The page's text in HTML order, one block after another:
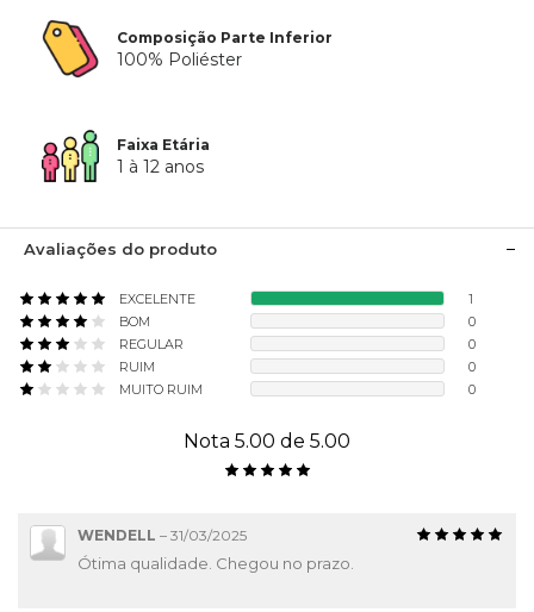
Composição Parte Inferior
100% Poliéster
Faixa Etária
1 à 12 anos
Avaliações do produto
EXCELENTE
1
BOM
0
REGULAR
0
RUIM
0
MUITO RUIM
0
Nota 5.00 de 5.00
WENDELL – 31/03/2025
Ótima qualidade. Chegou no prazo.